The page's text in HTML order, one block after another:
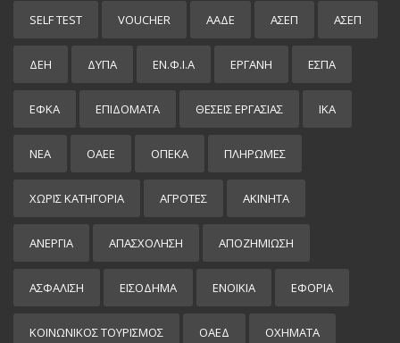
SELF TEST VOUCHER ΑΑΔΕ ΑΣΕΠ ΑΣΕΠ
ΔΕΗ ΔΥΠΑ ΕΝ.Φ.Ι.Α ΕΡΓΑΝΗ ΕΣΠΑ
ΕΦΚΑ ΕΠΙΔΌΜΑΤΑ ΘΕΣΕΙΣ ΕΡΓΑΣΙΑΣ ΙΚΑ
ΝΕΑ ΟΑΕΕ ΟΠΕΚΑ ΠΛΗΡΩΜΕΣ
ΧΩΡΊΣ ΚΑΤΗΓΟΡΊΑ ΑΓΡΟΤΕΣ ΑΚΙΝΗΤΑ
ΑΝΕΡΓΙΑ ΑΠΑΣΧΟΛΗΣΗ ΑΠΟΖΗΜΙΩΣΗ
ΑΣΦΑΛΙΣΗ ΕΙΣΌΔΗΜΑ ΕΝΟΙΚΙΑ ΕΦΟΡΙΑ
ΚΟΙΝΩΝΙΚΟΣ ΤΟΥΡΙΣΜΟΣ ΟΑΕΔ ΟΧΗΜΑΤΑ